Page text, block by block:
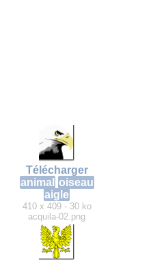
Télécharger
animal oiseau
aigle
410 x 409 - 30 ko
acquila-02.png